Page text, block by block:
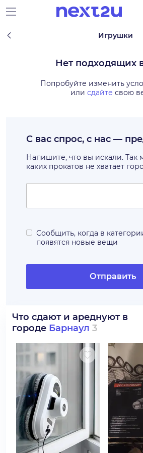
Игрушки
Нет подходящих
Попробуйте изменить
или сдайте свою
С вас спрос, с нас —
Напишите, что вы искали. Так
каких прокатов не хватает
Сообщить, когда в
появятся новые вещи
Отправить
Что сдают и ареднуют в
городе Барнаул 3